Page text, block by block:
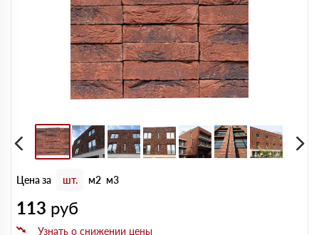
Цена за шт. м2 м3
113 руб